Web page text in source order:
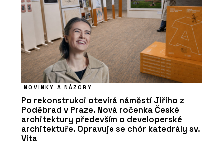
NOVINKY A NÁZORY
Po rekonstrukci otevírá náměstí Jiřího z
Poděbrad v Praze. Nová ročenka České
architektury především o developerské
architektuře. Opravuje se chór katedrály sv.
Víta